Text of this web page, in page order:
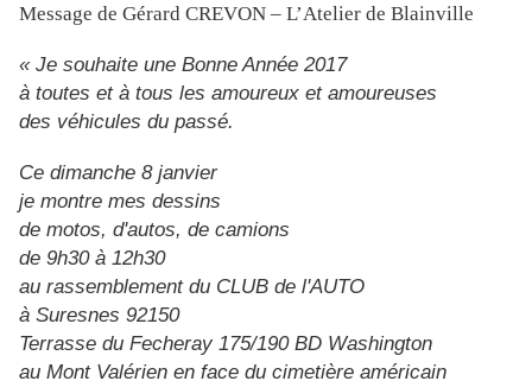
Message de Gérard CREVON – L’Atelier de Blainville
« Je souhaite une Bonne Année 2017
à toutes et à tous les amoureux et amoureuses
des véhicules du passé.
Ce dimanche 8 janvier
je montre mes dessins
de motos, d'autos, de camions
de 9h30 à 12h30
au rassemblement du CLUB de l'AUTO
à Suresnes 92150
Terrasse du Fecheray 175/190 BD Washington
au Mont Valérien en face du cimetière américain